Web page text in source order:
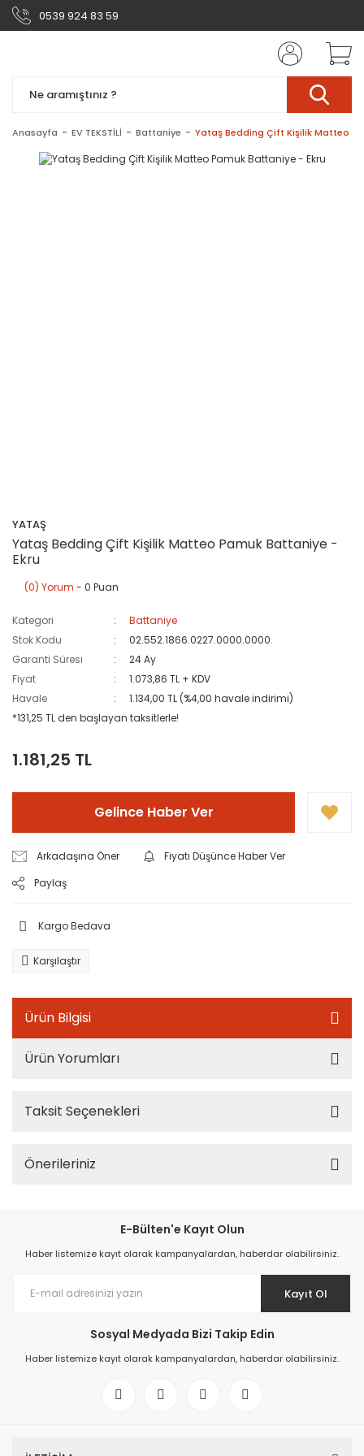
0539 924 83 59
Anasayfa EV TEKSTİLİ Battaniye Yataş Bedding Çift Kişilik Matteo
YATAŞ
Yataş Bedding Çift Kişilik Matteo Pamuk Battaniye -
Ekru
(0) Yorum - 0 Puan
Kategori
Battaniye
Stok Kodu
02.552.1866.0227.0000.0000.
Garanti Süresi
24 Ay
Fiyat
1.073,86 TL + KDV
Havale
1.134,00 TL (%4,00 havale indirimi)
*131,25 TL den başlayan taksitlerle!
1.181,25 TL
Gelince Haber Ver
Arkadaşına Öner
Fiyatı Düşünce Haber Ver
Paylaş
Kargo Bedava
Karşılaştır
Ürün Bilgisi
Ürün Yorumları
Taksit Seçenekleri
Önerileriniz
E-Bülten'e Kayıt Olun
Haber listemize kayıt olarak kampanyalardan, haberdar olabilirsiniz.
Kayıt Ol
Sosyal Medyada Bizi Takip Edin
Haber listemize kayıt olarak kampanyalardan, haberdar olabilirsiniz.